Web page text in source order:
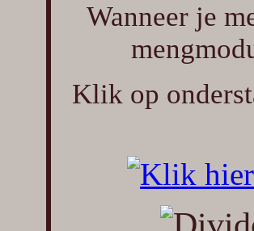
Wanneer je
Klik op